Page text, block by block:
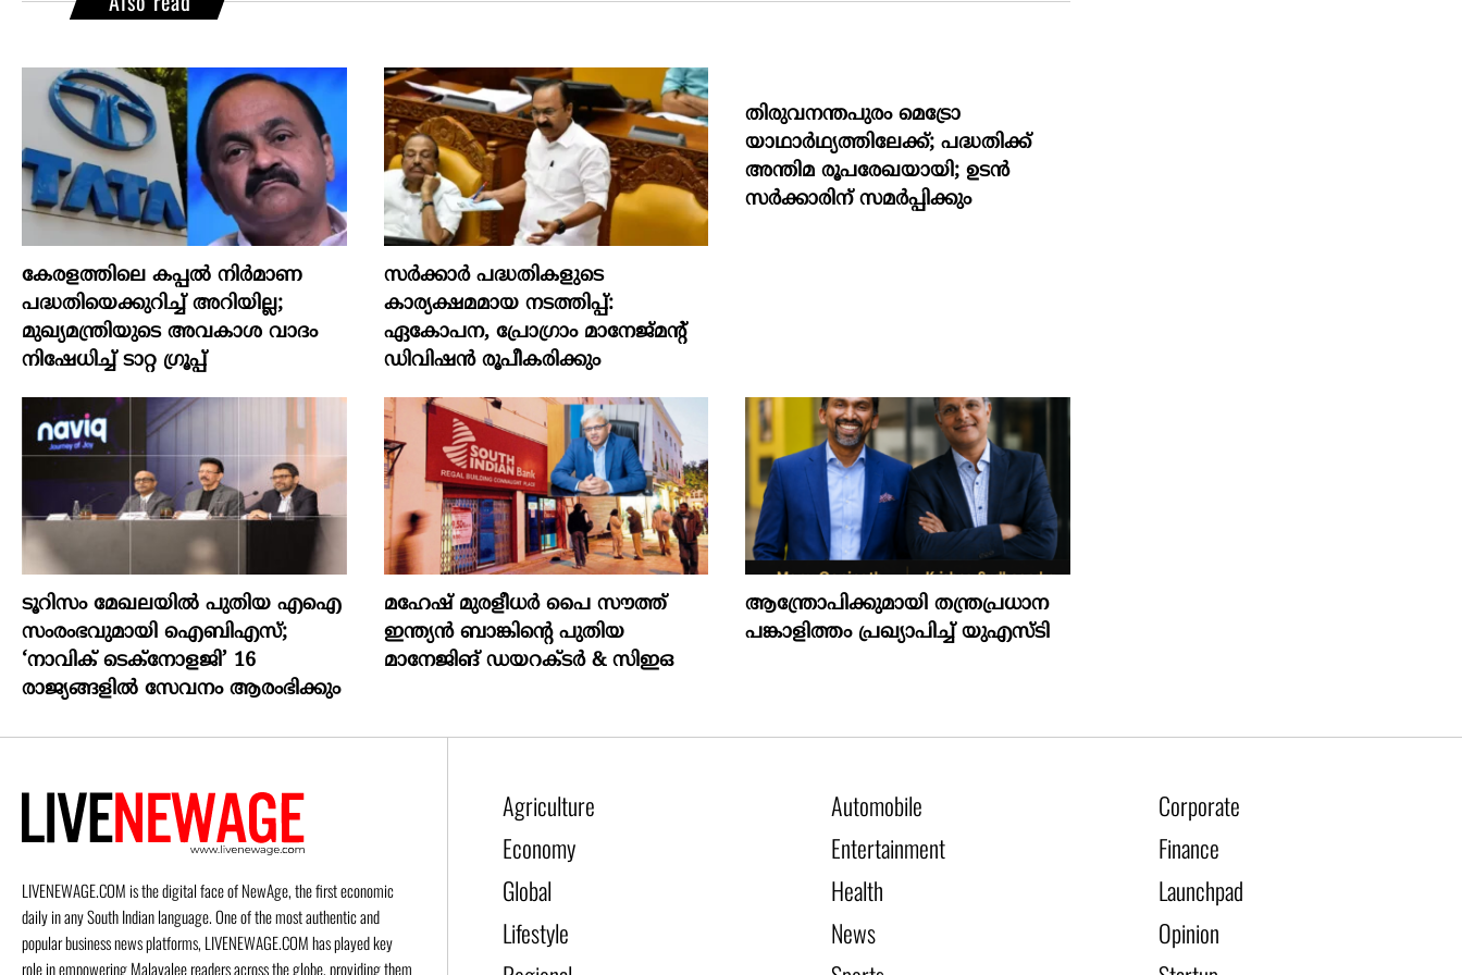
കേരളത്തിലെ കപ്പൽ നിർമാണ
പദ്ധതിയെക്കുറിച്ച് അറിയില്ല;
മുഖ്യമന്ത്രിയുടെ അവകാശ വാദം
നിഷേധിച്ച് ടാറ്റ ഗ്രൂപ്പ്
സര്‍ക്കാര്‍ പദ്ധതികളുടെ
കാര്യക്ഷമമായ നടത്തിപ്പ്:
ഏകോപന, പ്രോഗ്രാം മാനേജ്മന്‍റ്
ഡിവിഷന്‍ രൂപീകരിക്കും
തിരുവനന്തപുരം മെട്രോ
യാഥാർഥ്യത്തിലേക്ക്; പദ്ധതിക്ക്
അന്തിമ രൂപരേഖയായി; ഉടൻ
സർക്കാരിന് സമർപ്പിക്കും
ടൂറിസം മേഖലയിൽ പുതിയ എഐ
സംരംഭവുമായി ഐബിഎസ്;
‘നാവിക് ടെക്‌നോളജി’ 16
രാജ്യങ്ങളിൽ സേവനം ആരംഭിക്കും
മഹേഷ് മുരളീധർ പൈ സൗത്ത്
ഇന്ത്യൻ ബാങ്കിന്റെ പുതിയ
മാനേജിങ് ഡയറക്ടർ & സിഇഒ
ആന്ത്രോപിക്കുമായി തന്ത്രപ്രധാന
പങ്കാളിത്തം പ്രഖ്യാപിച്ച് യു‌എസ്‌ടി
LIVENEWAGE.COM is the digital face of NewAge, the first economic
daily in any South Indian language. One of the most authentic and
popular business news platforms, LIVENEWAGE.COM has played key
role in empowering Malayalee readers across the globe, providing them
Agriculture Automobile
Corporate
Economy
Entertainment
Finance
Global
Health
Launchpad
Lifestyle
News
Opinion